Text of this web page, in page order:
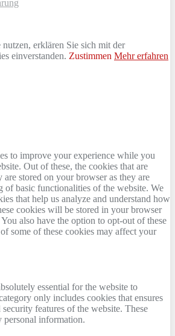
nutzen, erklären Sie sich mit der
einverstanden. Zustimmen Mehr erfahren
to improve your experience while you
Out of these, the cookies that are
are stored on your browser as they are
of basic functionalities of the website. We
that help us analyze and understand how
cookies will be stored in your browser
also have the option to opt-out of these
some of these cookies may affect your
essential for the website to
only includes cookies that ensures
features of the website. These
personal information.